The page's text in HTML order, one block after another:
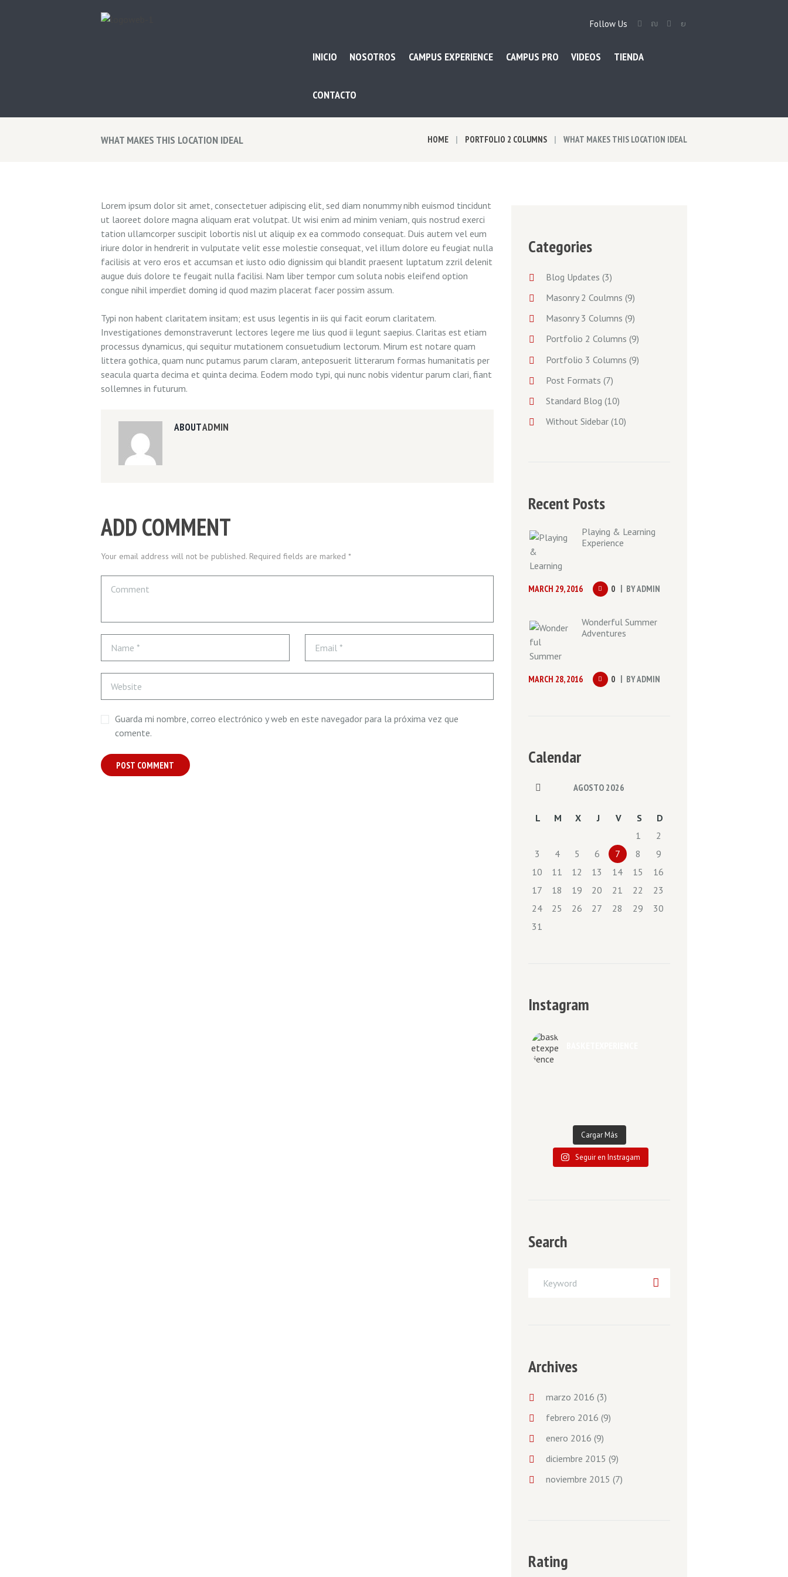
Follow Us
INICIO NOSOTROS CAMPUS EXPERIENCE CAMPUS PRO VIDEOS TIENDA
CONTACTO
WHAT MAKES THIS LOCATION IDEAL HOME PORTFOLIO 2 COLUMNS WHAT MAKES THIS LOCATION IDEAL
Lorem ipsum dolor sit amet, consectetuer adipiscing elit, sed diam nonummy nibh euismod tincidunt
ut laoreet dolore magna aliquam erat volutpat. Ut wisi enim ad minim veniam, quis nostrud exerci
tation ullamcorper suscipit lobortis nisl ut aliquip ex ea commodo consequat. Duis autem vel eum
iriure dolor in hendrerit in vulputate velit esse molestie consequat, vel illum dolore eu feugiat nulla
facilisis at vero eros et accumsan et iusto odio dignissim qui blandit praesent luptatum zzril delenit
augue duis dolore te feugait nulla facilisi. Nam liber tempor cum soluta nobis eleifend option
congue nihil imperdiet doming id quod mazim placerat facer possim assum.
Typi non habent claritatem insitam; est usus legentis in iis qui facit eorum claritatem.
Investigationes demonstraverunt lectores legere me lius quod ii legunt saepius. Claritas est etiam
processus dynamicus, qui sequitur mutationem consuetudium lectorum. Mirum est notare quam
littera gothica, quam nunc putamus parum claram, anteposuerit litterarum formas humanitatis per
seacula quarta decima et quinta decima. Eodem modo typi, qui nunc nobis videntur parum clari, fiant
sollemnes in futurum.
ABOUTADMIN
ADD COMMENT
Your email address will not be published. Required fields are marked *
Guarda mi nombre, correo electrónico y web en este navegador para la próxima vez que
comente.
Categories
Blog Updates (3)
Masonry 2 Coulmns (9)
Masonry 3 Columns (9)
Portfolio 2 Columns (9)
Portfolio 3 Columns (9)
Post Formats (7)
Standard Blog (10)
Without Sidebar (10)
Recent Posts
Playing & Learning
Experience
MARCH 29, 2016 0 BYADMIN
Wonderful Summer
Adventures
MARCH 28, 2016 0 BYADMIN
Calendar
AGOSTO 2026
L M X J V S
D
1
2
3
4 5 6 7 8
9
10
11 12 13 14 15
16
17
18 19 20 21 22
23
24
25 26 27 28 29
30
31
Instagram
Cargar Más
Seguir en Instragam
Search
Archives
marzo 2016 (3)
febrero 2016 (9)
enero 2016 (9)
diciembre 2015 (9)
noviembre 2015 (7)
Rating